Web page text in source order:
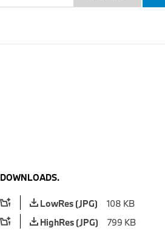
DOWNLOADS.
LowRes (JPG)
108 KB
HighRes (JPG)
799 KB